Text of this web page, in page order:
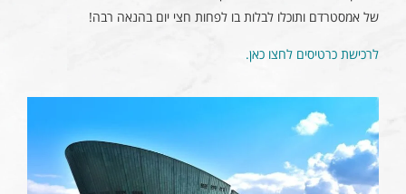
של אמסטרדם ותוכלו לבלות בו לפחות חצי יום בהנאה רבה!
לרכישת כרטיסים לחצו כאן.